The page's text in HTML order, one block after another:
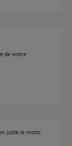
de votre
juste le moto